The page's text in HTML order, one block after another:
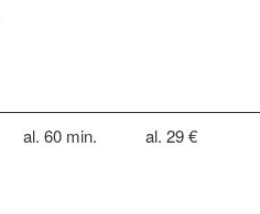
al. 60 min. al. 29 €